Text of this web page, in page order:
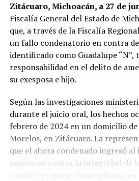
Zitácuaro, Michoacán, a 27 de
Fiscalía General del Estado de
que, a través de la Fiscalía
un fallo condenatorio en contra
identificado como Guadalupe “N”,
responsabilidad en el delito de
su exesposa e hijo.
​Según las investigaciones
durante el juicio oral, los hechos
febrero de 2024 en un domicilio
Morelos, en Zitácuaro. La
que el ahora condenado ingresó
amenazas contra la integridad de